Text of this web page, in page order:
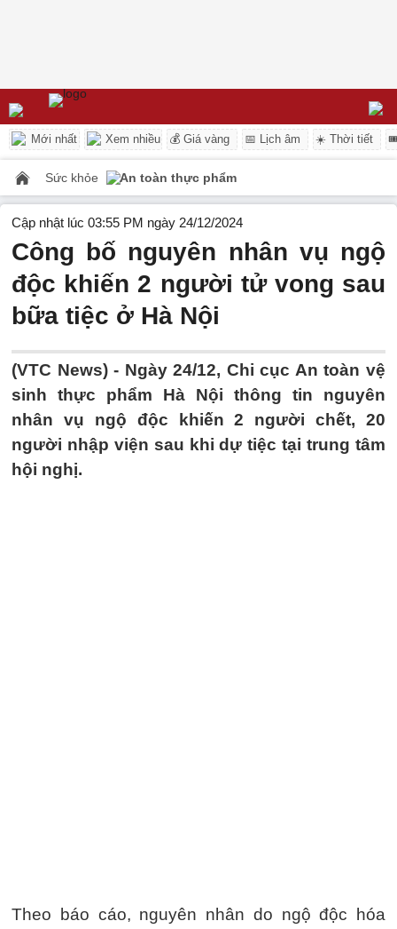
Mới nhất Xem nhiều 💰 Giá vàng 📅 Lịch âm ☀️ Thời tiết
Sức khỏe An toàn thực phẩm
Cập nhật lúc 03:55 PM ngày 24/12/2024
Công bố nguyên nhân vụ ngộ
độc khiến 2 người tử vong sau
bữa tiệc ở Hà Nội
(VTC News) - Ngày 24/12, Chi cục An toàn vệ
sinh thực phẩm Hà Nội thông tin nguyên
nhân vụ ngộ độc khiến 2 người chết, 20
người nhập viện sau khi dự tiệc tại trung tâm
hội nghị.
Theo báo cáo, nguyên nhân do ngộ độc hóa